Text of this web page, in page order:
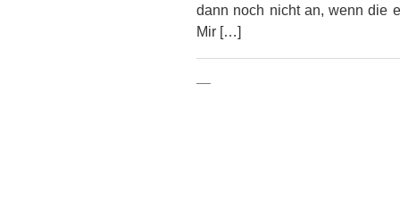
dann noch nicht an, wenn die
Mir […]
—